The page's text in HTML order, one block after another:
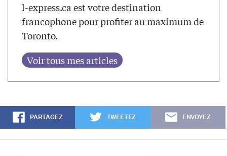
l-express.ca est votre destination
francophone pour profiter au maximum de
Toronto.
PARTAGEZ TWEETEZ ENVOYEZ